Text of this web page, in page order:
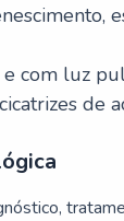
com luz
de